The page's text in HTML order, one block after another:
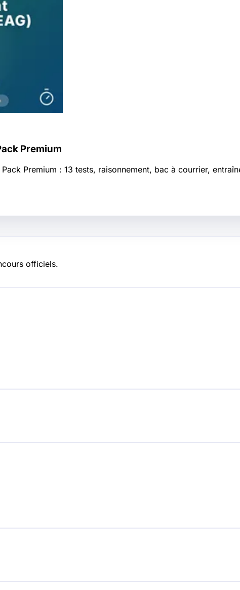
Premium
Pack Premium : 13 tests, raisonnement, bac à courrier,
officiels.